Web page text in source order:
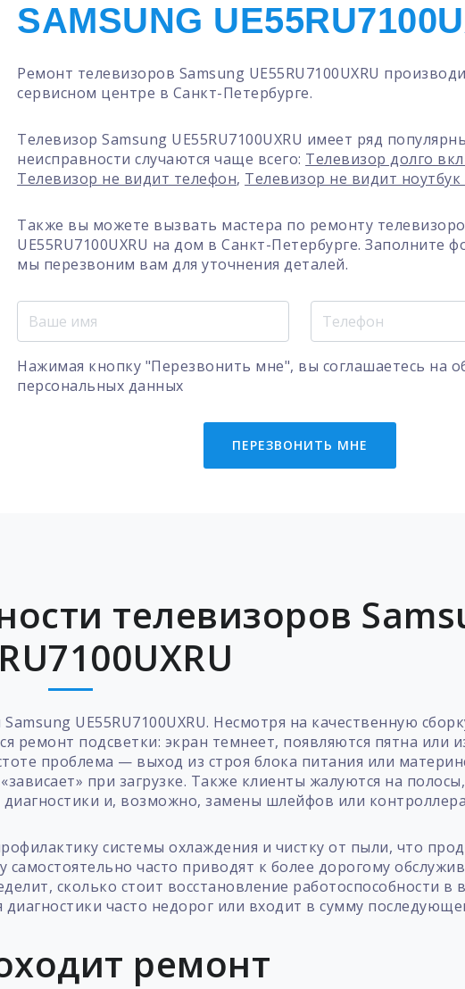
SAMSUNG
Ремонт телевизоров Samsung UE55RU7100UXRU
сервисном центре в Санкт-Петербурге.
Телевизор Samsung UE55RU7100UXRU имеет ряд
неисправности случаются чаще всего: Телевизор долго
Телевизор не видит телефон, Телевизор не видит ноутбук
Также вы можете вызвать мастера по ремонту
UE55RU7100UXRU на дом в Санкт-Петербурге. Заполните
мы перезвоним вам для уточнения деталей.
Нажимая кнопку "Перезвонить мне", вы соглашаетесь на
персональных данных
ПЕРЕЗВОНИТЬ МНЕ
телевизоров
UE55RU7100UXRU. Несмотря на качественную
ремонт подсветки: экран темнеет, появляются пятна или
проблема — выход из строя блока питания или
при загрузке. Также клиенты жалуются на
и, возможно, замены шлейфов или
системы охлаждения и чистку от пыли, что
часто приводят к более дорогому
сколько стоит восстановление работоспособности в
часто недорог или входит в сумму
ремонт